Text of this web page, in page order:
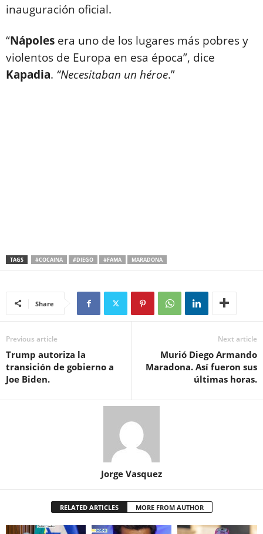
inauguración oficial.
“Nápoles era uno de los lugares más pobres y
violentos de Europa en esa época”, dice
Kapadia. “Necesitaban un héroe.”
TAGS #COCAINA #DIEGO #FAMA MARADONA
Share
Previous article
Trump autoriza la
transición de gobierno a
Joe Biden.
Next article
Murió Diego Armando
Maradona. Así fueron sus
últimas horas.
Jorge Vasquez
RELATED ARTICLES MORE FROM AUTHOR